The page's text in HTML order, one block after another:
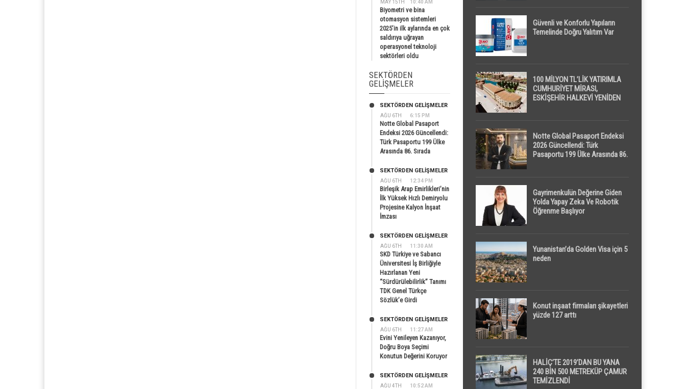
MAY 15TH 10:40 AM
Biyometri ve bina
otomasyon sistemleri
2025’in ilk aylarında en çok
saldırıya uğrayan
operasyonel teknoloji
sektörleri oldu
SEKTÖRDEN
GELIŞMELER
AĞU 6TH 6:15 PM
SEKTÖRDEN GELIŞMELER
Notte Global Pasaport
Endeksi 2026 Güncellendi:
Türk Pasaportu 199 Ülke
Arasında 86. Sırada
AĞU 6TH 12:34 PM
SEKTÖRDEN GELIŞMELER
Birleşik Arap Emirlikleri’nin
İlk Yüksek Hızlı Demiryolu
Projesine Kalyon İnşaat
İmzası
AĞU 6TH 11:30 AM
SEKTÖRDEN GELIŞMELER
SKD Türkiye ve Sabancı
Üniversitesi İş Birliğiyle
Hazırlanan Yeni
“Sürdürülebilirlik” Tanımı
TDK Genel Türkçe
Sözlük’e Girdi
AĞU 6TH 11:27 AM
SEKTÖRDEN GELIŞMELER
Evini Yenileyen Kazanıyor,
Doğru Boya Seçimi
Konutun Değerini Koruyor
AĞU 4TH 10:52 AM
SEKTÖRDEN GELIŞMELER
Güvenli ve Konforlu Yapıların
Temelinde Doğru Yalıtım Var
100 MİLYON TL’LİK YATIRIMLA
CUMHURİYET MİRASI,
ESKİŞEHİR HALKEVİ YENİDEN
Notte Global Pasaport Endeksi
2026 Güncellendi: Türk
Pasaportu 199 Ülke Arasında 86.
Gayrimenkulün Değerine Giden
Yolda Yapay Zeka Ve Robotik
Öğrenme Başlıyor
Yunanistan’da Golden Visa için 5
neden
Konut inşaat firmaları şikayetleri
yüzde 127 arttı
HALİÇ’TE 2019’DAN BU YANA
240 BİN 500 METREKÜP ÇAMUR
TEMİZLENDİ